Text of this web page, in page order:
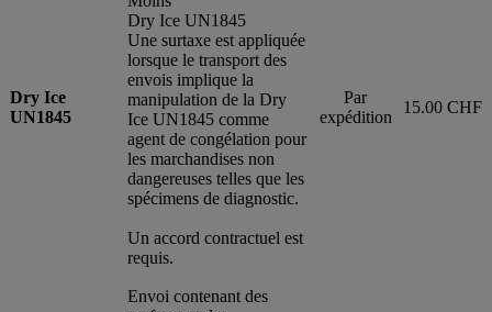
Dry Ice
UN1845
Dry Ice UN1845
Une surtaxe est appliquée
lorsque le transport des
envois implique la
manipulation de la Dry
Ice UN1845 comme
agent de congélation pour
les marchandises non
dangereuses telles que les
spécimens de diagnostic.
Un accord contractuel est
requis.
Par
expédition
15.00 CHF
Envoi contenant des